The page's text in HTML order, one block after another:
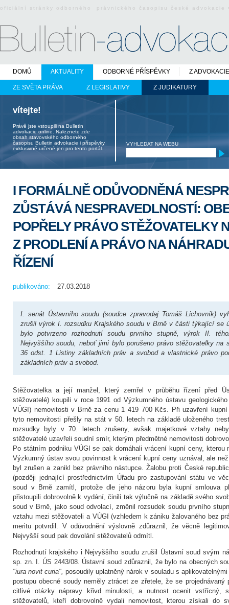
oficiální stránky odborného právnického časopisu české
DOMŮ AKTUALITY
ZE SVĚTA PRÁVA Z LEGISLATIVY Z JUDIKATURY
ODBORNÉ PŘÍSPĚVKY Z ADVOKACIE
vítejte!
Právě jste vstoupili na Bulletin
advokacie online. Naleznete zde
obsah stavovského odborného
časopisu Bulletin advokacie i příspěvky
exklusivně určené jen pro tento portál.
VYHLEDAT NA WEBU
I FORMÁLNĚ ODŮVODNĚNÁ
ZŮSTÁVÁ NESPRAVEDLNOSTÍ:
POPŘELY PRÁVO STĚŽOVATELKY
Z PRODLENÍ A PRÁVO NA
ŘÍZENÍ
publikováno: 27.03.2018
I. senát Ústavního soudu (soudce zpravodaj Tomáš Lichovník)
zrušil výrok I. rozsudku Krajského soudu v Brně v části týkající se
bylo potvrzeno rozhodnutí soudu prvního stupně, výrok II.
Nejvyššího soudu, neboť jimi bylo porušeno právo stěžovatelky na
36 odst. 1 Listiny základních práv a svobod a vlastnické právo
základních práv a svobod.
Stěžovatelka a její manžel, který zemřel v průběhu řízení před
stěžovatelé) koupili v roce 1991 od Výzkumného ústavu
VÚGI) nemovitosti v Brně za cenu 1 419 700 Kčs. Při uzavření
tyto nemovitosti přešly na stát v 50. letech na základě uloženého
rozsudky byly v 70. letech zrušeny, avšak majetkové vztahy
stěžovatelé uzavřeli soudní smír, kterým předmětné nemovitosti
Po státním podniku VÚGI se pak domáhali vrácení kupní ceny,
Výzkumný ústav svou povinnost k vrácení kupní ceny uznával, ale
byl zrušen a zanikl bez právního nástupce. Žalobu proti České
(později jednající prostřednictvím Úřadu pro zastupování státu ve
soud v Brně zamítl, protože dle jeho názoru byla kupní smlouva
přistoupili dobrovolně k vydání, činili tak výlučně na základě svého
soud v Brně, jako soud odvolací, změnil rozsudek soudu prvního
vztahu mezi stěžovateli a VÚGI (vzhledem k zániku žalovaného bez
meritu potvrdil. V odůvodnění výslovně zdůraznil, že věcně
Nejvyšší soud pak dovolání stěžovatelů odmítl.
Rozhodnutí krajského i Nejvyššího soudu zrušil Ústavní soud svým
sp. zn. I. ÚS 2443/08. Ústavní soud zdůraznil, že bylo na obecných
"iura novit curia", posoudily uplatněný nárok v souladu s
postupu obecné soudy neměly ztrácet ze zřetele, že se
citlivé otázky nápravy křivd minulosti, a nutnost ocenit vstřícný,
stěžovatelů, kteří dobrovolně vydali nemovitost, kterou získali do